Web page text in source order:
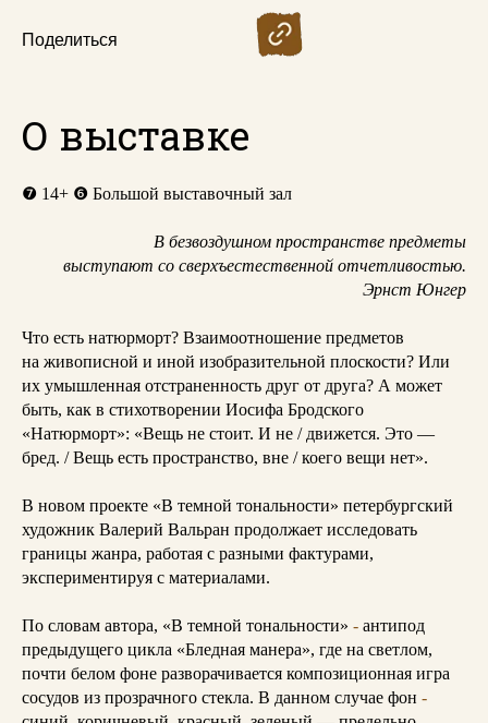
Поделиться
О выставке
❼ 14+ ❻ Большой выставочный зал
В безвоздушном пространстве предметы
выступают со сверхъестественной отчетливостью.
Эрнст Юнгер
Что есть натюрморт? Взаимоотношение предметов
на живописной и иной изобразительной плоскости? Или
их умышленная отстраненность друг от друга? А может
быть, как в стихотворении Иосифа Бродского
«Натюрморт»: «Вещь не стоит. И не / движется. Это —
бред. / Вещь есть пространство, вне / коего вещи нет».
В новом проекте «В темной тональности» петербургский
художник Валерий Вальран продолжает исследовать
границы жанра, работая с разными фактурами,
экспериментируя с материалами.
По словам автора, «В темной тональности» - антипод
предыдущего цикла «Бледная манера», где на светлом,
почти белом фоне разворачивается композиционная игра
сосудов из прозрачного стекла. В данном случае фон -